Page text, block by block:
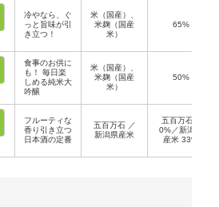
冷やなら、ぐ
っと旨味が引
き立つ！
米（国産）、
米麹（国産
米）
65%
食事のお供に
も！ 毎日楽
しめる純米大
吟醸
米（国産）、
米麹（国産
米）
50%
フルーティな
香り引き立つ
日本酒の定番
五百万石 ／
新潟県産米
五百万石 5
0%／新潟県
産米 33%